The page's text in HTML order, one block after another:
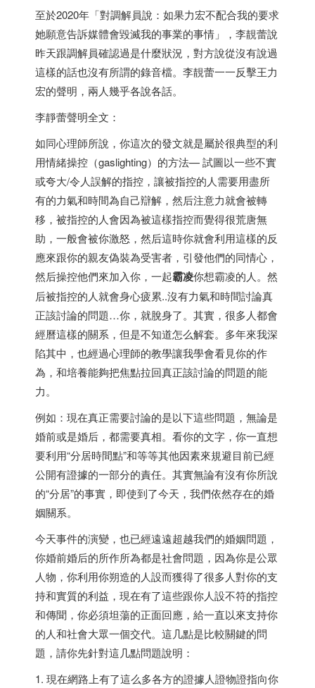
至於2020年「對調解員說：如果力宏不配合我的要求
她願意告訴媒體會毀滅我的事業的事情」，李靚蕾說
昨天跟調解員確認過是什麼狀況，對方說從沒有說過
這樣的話也沒有所謂的錄音檔。李靚蕾一一反擊王力
宏的聲明，兩人幾乎各說各話。
李靜蕾聲明全文：
如同心理師所說，你這次的發文就是屬於很典型的利
用情緒操控（gaslighting）的方法— 試圖以一些不實
或夸大/令人誤解的指控，讓被指控的人需要用盡所
有的力氣和時間為自己辯解，然后注意力就會被轉
移，被指控的人會因為被這樣指控而覺得很荒唐無
助，一般會被你激怒，然后這時你就會利用這樣的反
應來跟你的親友偽裝為受害者，引發他們的同情心，
然后操控他們來加入你，一起霸凌你想霸凌的人。然
后被指控的人就會身心疲累..沒有力氣和時間討論真
正該討論的問題…你，就脫身了。其實，很多人都會
經曆這樣的關系，但是不知道怎么解套。多年來我深
陷其中，也經過心理師的教學讓我學會看見你的作
為，和培養能夠把焦點拉回真正該討論的問題的能
力。
例如：現在真正需要討論的是以下這些問題，無論是
婚前或是婚后，都需要真相。看你的文字，你一直想
要利用“分居時間點”和等等其他因素來規避目前已經
公開有證據的一部分的責任。其實無論有沒有你所說
的“分居”的事實，即使到了今天，我們依然存在的婚
姻關系。
今天事件的演變，也已經遠遠超越我們的婚姻問題，
你婚前婚后的所作所為都是社會問題，因為你是公眾
人物，你利用你朔造的人設而獲得了很多人對你的支
持和實質的利益，現在有了這些跟你人設不符的指控
和傳聞，你必須坦蕩的正面回應，給一直以來支持你
的人和社會大眾一個交代。這几點是比較關鍵的問
題，請你先針對這几點問題說明：
1. 現在網路上有了這么多各方的證據人證物證指向你